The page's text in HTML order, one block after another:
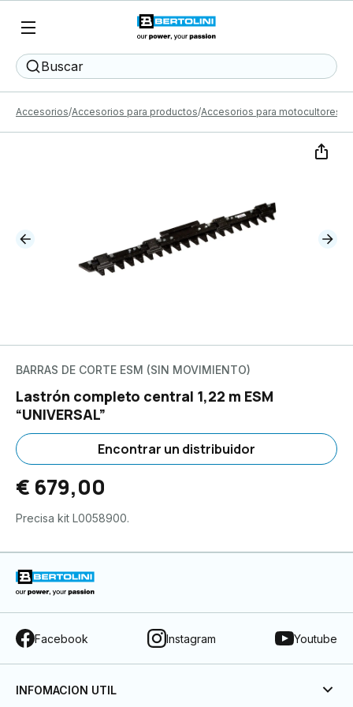
Buscar
Accesorios Accesorios para productos Accesorios para motocultores
BARRAS DE CORTE ESM (SIN MOVIMIENTO)
Lastrón completo central 1,22 m ESM
“UNIVERSAL”
Encontrar un distribuidor
€ 679,00
Precisa kit L0058900.
Facebook Instagram Youtube
INFOMACION UTIL